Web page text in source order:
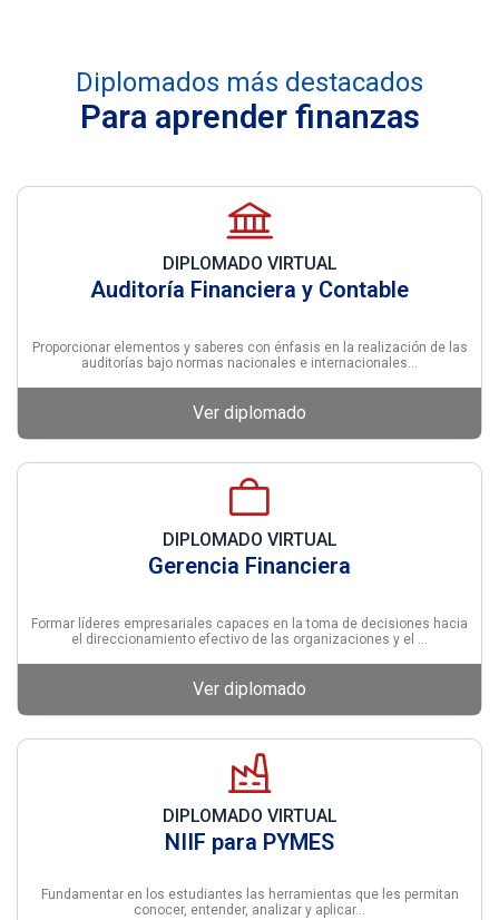
Diplomados más destacados
Para aprender finanzas
DIPLOMADO VIRTUAL
Auditoría Financiera y Contable
Proporcionar elementos y saberes con énfasis en la realización de las
auditorías bajo normas nacionales e internacionales…
Ver diplomado
DIPLOMADO VIRTUAL
Gerencia Financiera
Formar líderes empresariales capaces en la toma de decisiones hacia
el direccionamiento efectivo de las organizaciones y el …
Ver diplomado
DIPLOMADO VIRTUAL
NIIF para PYMES
Fundamentar en los estudiantes las herramientas que les permitan
conocer, entender, analizar y aplicar…